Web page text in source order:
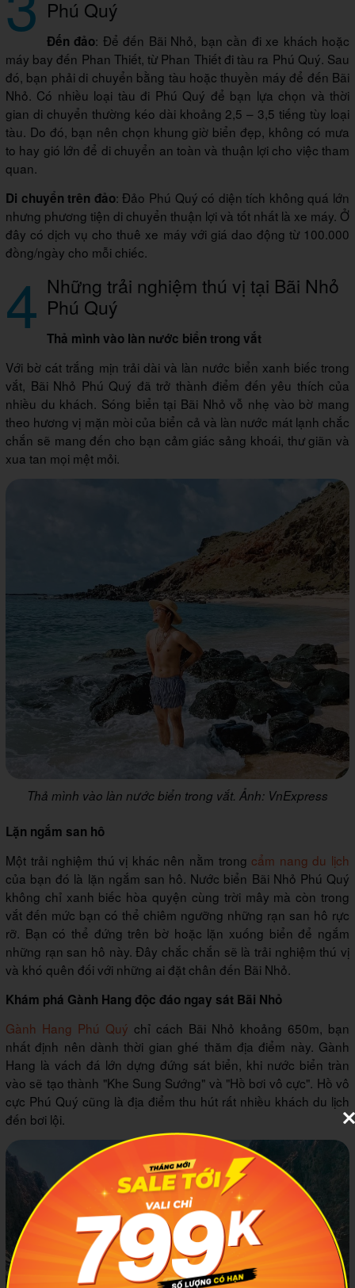
Phú Quý
Đến đảo: Để đến Bãi Nhỏ, bạn cần đi xe khách hoặc
máy bay đến Phan Thiết, từ Phan Thiết đi tàu ra Phú Quý. Sau
đó, bạn phải di chuyển bằng tàu hoặc thuyền máy để đến Bãi
Nhỏ. Có nhiều loại tàu đi Phú Quý để bạn lựa chọn và thời
gian di chuyển thường kéo dài khoảng 2,5 – 3,5 tiếng tùy loại
tàu. Do đó, bạn nên chọn khung giờ biển đẹp, không có mưa
to hay gió lớn để di chuyển an toàn và thuận lợi cho việc tham
quan.
Di chuyển trên đảo: Đảo Phú Quý có diện tích không quá lớn
nhưng phương tiện di chuyển thuận lợi và tốt nhất là xe máy. Ở
đây có dịch vụ cho thuê xe máy với giá dao động từ 100.000
đồng/ngày cho mỗi chiếc.
4 Những trải nghiệm thú vị tại Bãi Nhỏ
Phú Quý
Thả mình vào làn nước biển trong vắt
Với bờ cát trắng mịn trải dài và làn nước biển xanh biếc trong
vắt, Bãi Nhỏ Phú Quý đã trở thành điểm đến yêu thích của
nhiều du khách. Sóng biển tại Bãi Nhỏ vỗ nhẹ vào bờ mang
theo hương vị mặn mòi của biển cả và làn nước mát lạnh chắc
chắn sẽ mang đến cho bạn cảm giác sảng khoái, thư giãn và
xua tan mọi mệt mỏi.
Thả mình vào làn nước biển trong vắt. Ảnh: VnExpress
Lặn ngắm san hô
Một trải nghiệm thú vị khác nên nằm trong cẩm nang du lịch
của bạn đó là lặn ngắm san hô. Nước biển Bãi Nhỏ Phú Quý
không chỉ xanh biếc hòa quyện cùng trời mây mà còn trong
vắt đến mức bạn có thể chiêm ngưỡng những rạn san hô rực
rỡ. Bạn có thể đứng trên bờ hoặc lặn xuống biển để ngắm
những rạn san hô này. Đây chắc chắn sẽ là trải nghiệm thú vị
và khó quên đối với những ai đặt chân đến Bãi Nhỏ.
Khám phá Gành Hang độc đáo ngay sát Bãi Nhỏ
Gành Hang Phú Quý chỉ cách Bãi Nhỏ khoảng 650m, bạn
nhất định nên dành thời gian ghé thăm địa điểm này. Gành
Hang là vách đá lớn dựng đứng sát biển, khi nước biển tràn
vào sẽ tạo thành "Khe Sung Sướng" và "Hồ bơi vô cực". Hồ vô
cực Phú Quý cũng là địa điểm thu hút rất nhiều khách du lịch
đến bơi lội.